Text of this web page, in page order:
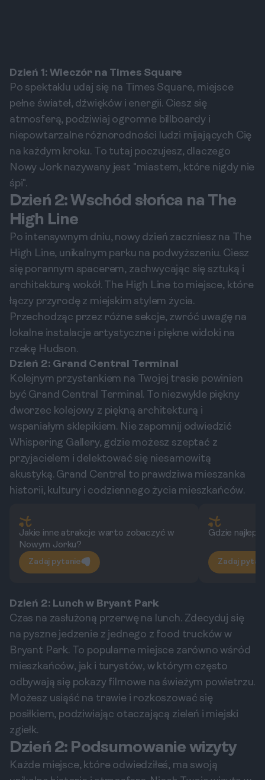
Dzień 1: Wieczór na Times Square
Po spektaklu udaj się na Times Square, miejsce
pełne świateł, dźwięków i energii. Ciesz się
atmosferą, podziwiaj ogromne billboardy i
niepowtarzalne różnorodności ludzi mijających Cię
na każdym kroku. To tutaj poczujesz, dlaczego
Nowy Jork nazywany jest "miastem, które nigdy nie
śpi".
Dzień 2: Wschód słońca na The
High Line
Po intensywnym dniu, nowy dzień zaczniesz na The
High Line, unikalnym parku na podwyższeniu. Ciesz
się porannym spacerem, zachwycając się sztuką i
architekturą wokół. The High Line to miejsce, które
łączy przyrodę z miejskim stylem życia.
Przechodząc przez różne sekcje, zwróć uwagę na
lokalne instalacje artystyczne i piękne widoki na
rzekę Hudson.
Dzień 2: Grand Central Terminal
Kolejnym przystankiem na Twojej trasie powinien
być Grand Central Terminal. To niezwykle piękny
dworzec kolejowy z piękną architekturą i
wspaniałym sklepikiem. Nie zapomnij odwiedzić
Whispering Gallery, gdzie możesz szeptać z
przyjacielem i delektować się niesamowitą
akustyką. Grand Central to prawdziwa mieszanka
historii, kultury i codziennego życia mieszkańców.
Jakie inne atrakcje warto zobaczyć w
Nowym Jorku?
Zadaj pytanie
Gdzie
Zadaj
Dzień 2: Lunch w Bryant Park
Czas na zasłużoną przerwę na lunch. Zdecyduj się
na pyszne jedzenie z jednego z food trucków w
Bryant Park. To popularne miejsce zarówno wśród
mieszkańców, jak i turystów, w którym często
odbywają się pokazy filmowe na świeżym powietrzu.
Możesz usiąść na trawie i rozkoszować się
posiłkiem, podziwiając otaczającą zieleń i miejski
zgiełk.
Dzień 2: Podsumowanie wizyty
Każde miejsce, które odwiedziłeś, ma swoją